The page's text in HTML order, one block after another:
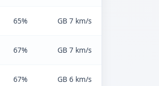
65% GB 7 km/s
67% GB 7 km/s
67% GB 6 km/s